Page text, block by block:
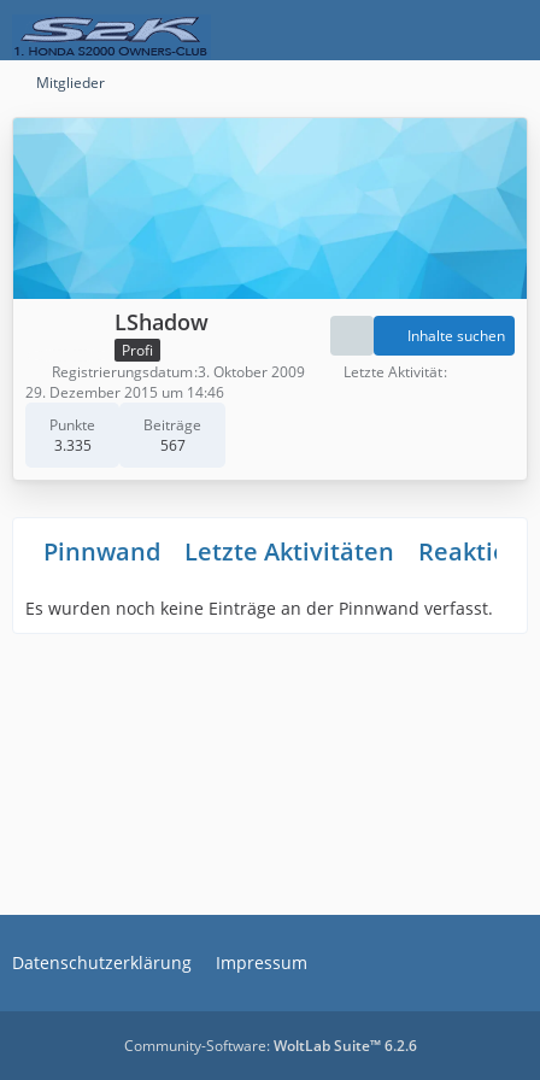
Mitglieder
LShadow
Profi
Punkte
3.335
Beiträge
567
Inhalte suchen
Registrierungsdatum 3. Oktober 2009
Letzte Aktivität
29. Dezember 2015 um 14:46
Pinnwand Letzte Aktivitäten
Es wurden noch keine Einträge an der Pinnwand verfasst.
Datenschutzerklärung Impressum
Community-Software:WoltLab Suite™ 6.2.6